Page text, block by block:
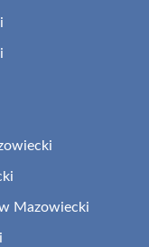
Mazowiecki